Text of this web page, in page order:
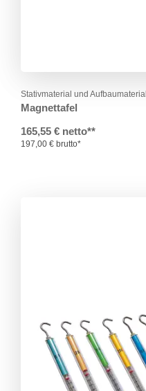
Stativmaterial und Aufbaumaterial
Magnettafel
165,55 € netto**
197,00 € brutto*